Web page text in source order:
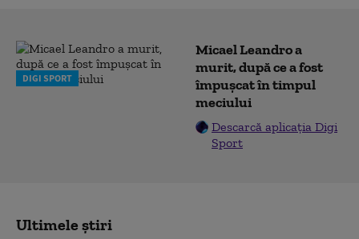
DIGI SPORT
Micael Leandro a
murit, după ce a fost
împușcat în timpul
meciului
Descarcă aplicația Digi
Sport
Ultimele știri